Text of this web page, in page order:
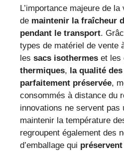
L’importance majeure de
de maintenir la fraîcheur
pendant le transport.
types de matériel de vente
les sacs isothermes et les
thermiques, la qualité
parfaitement préservée,
consommés à distance du
innovations ne servent pas
maintenir la température
regroupent également des
d’emballage qui